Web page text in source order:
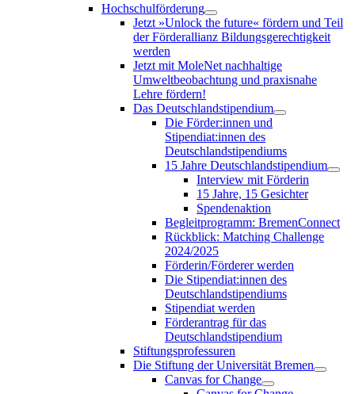
Hochschulförderung
Jetzt »Unlock the future« fördern und Teil
der Förderallianz Bildungsgerechtigkeit
werden
Jetzt mit MoleNet nachhaltige
Umweltbeobachtung und praxisnahe
Lehre fördern!
Das Deutschlandstipendium
Die Förder:innen und
Stipendiat:innen des
Deutschlandstipendiums
15 Jahre Deutschlandstipendium
Interview mit Förderin
15 Jahre, 15 Gesichter
Spendenaktion
Begleitprogramm: BremenConnect
Rückblick: Matching Challenge
2024/2025
Förderin/Förderer werden
Die Stipendiat:innen des
Deutschlandstipendiums
Stipendiat werden
Förderantrag für das
Deutschlandstipendium
Stiftungsprofessuren
Die Stiftung der Universität Bremen
Canvas for Change